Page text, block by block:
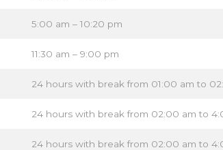
5:00 am – 10:20 pm
11:30 am – 9:00 pm
24 hours with break from 01:00 am to
24 hours with break from 02:00 am to
24 hours with break from 02:00 am to